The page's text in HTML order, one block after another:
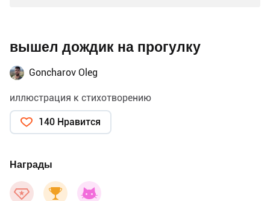
вышел дождик на прогулку
Goncharov Oleg
иллюстрация к стихотворению
140 Нравится
Награды